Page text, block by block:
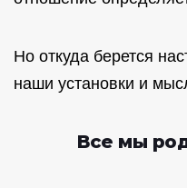
Но откуда берется
наши установки и
Все мы